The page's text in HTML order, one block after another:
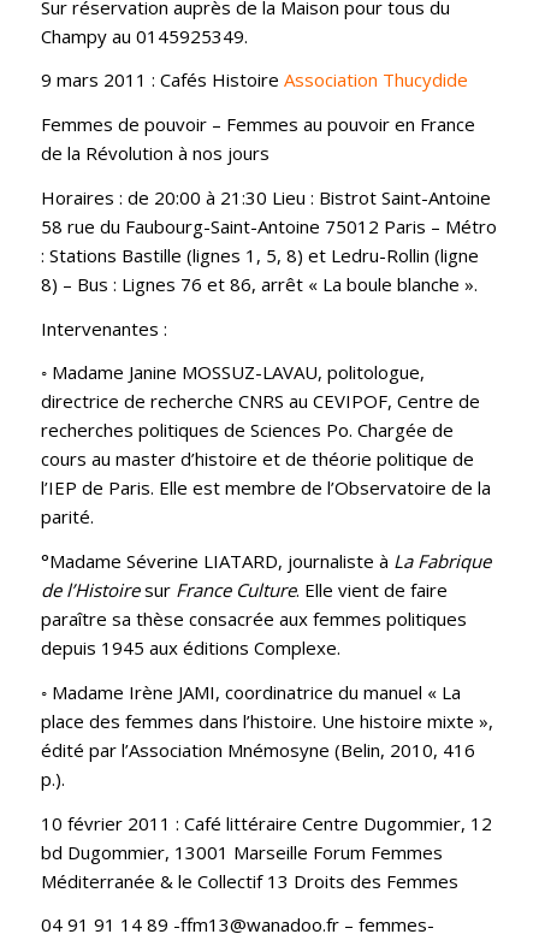
Sur réservation auprès de la Maison pour tous du
Champy au 0145925349.
9 mars 2011 : Cafés Histoire Association Thucydide
Femmes de pouvoir – Femmes au pouvoir en France
de la Révolution à nos jours
Horaires : de 20:00 à 21:30 Lieu : Bistrot Saint-Antoine
58 rue du Faubourg-Saint-Antoine 75012 Paris – Métro
: Stations Bastille (lignes 1, 5, 8) et Ledru-Rollin (ligne
8) – Bus : Lignes 76 et 86, arrêt « La boule blanche ».
Intervenantes :
◦ Madame Janine MOSSUZ-LAVAU, politologue,
directrice de recherche CNRS au CEVIPOF, Centre de
recherches politiques de Sciences Po. Chargée de
cours au master d’histoire et de théorie politique de
l’IEP de Paris. Elle est membre de l’Observatoire de la
parité.
°Madame Séverine LIATARD, journaliste à La Fabrique
de l’Histoiresur France Culture. Elle vient de faire
paraître sa thèse consacrée aux femmes politiques
depuis 1945 aux éditions Complexe.
◦ Madame Irène JAMI, coordinatrice du manuel « La
place des femmes dans l’histoire. Une histoire mixte »,
édité par l’Association Mnémosyne (Belin, 2010, 416
p.).
10 février 2011 : Café littéraire Centre Dugommier, 12
bd Dugommier, 13001 Marseille Forum Femmes
Méditerranée & le Collectif 13 Droits des Femmes
04 91 91 14 89 -ffm13@wanadoo.fr – femmes-